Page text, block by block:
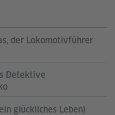
der Lokomotivführer
Detektive
glückliches Leben)